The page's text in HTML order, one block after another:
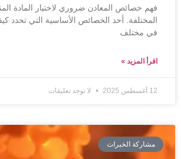
فهم خصائص المعادن ضروري لاختيار المادة
المختلفة. أحد الخصائص الأساسية التي تحدد
في مختلف
اقرأ المزيد »
12 أغسطس 2025 لا توجد تعليقات
مشاركة الخبرات